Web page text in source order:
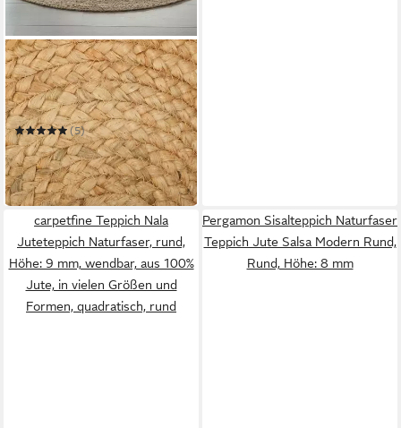
ATMOSPHERA CRÉATEUR
D'INTÉRIEUR
Teppich Deko-Teppich aus
Jute, Ø 120 cm, rund -
Atmosphera
(5)
40,99 € UVP52,99 €
-23%
in 3-4 Werktagen bei dir
carpetfine Teppich Nala
Juteteppich Naturfaser, rund,
Höhe: 9 mm, wendbar, aus 100%
Jute, in vielen Größen und
Formen, quadratisch, rund
Pergamon Sisalteppich Naturfaser
Teppich Jute Salsa Modern Rund,
Rund, Höhe: 8 mm